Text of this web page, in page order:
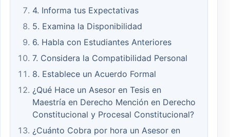
4. Informa tus Expectativas
5. Examina la Disponibilidad
6. Habla con Estudiantes Anteriores
7. Considera la Compatibilidad Personal
8. Establece un Acuerdo Formal
¿Qué Hace un Asesor en Tesis en
Maestría en Derecho Mención en Derecho
Constitucional y Procesal Constitucional?
¿Cuánto Cobra por hora un Asesor en